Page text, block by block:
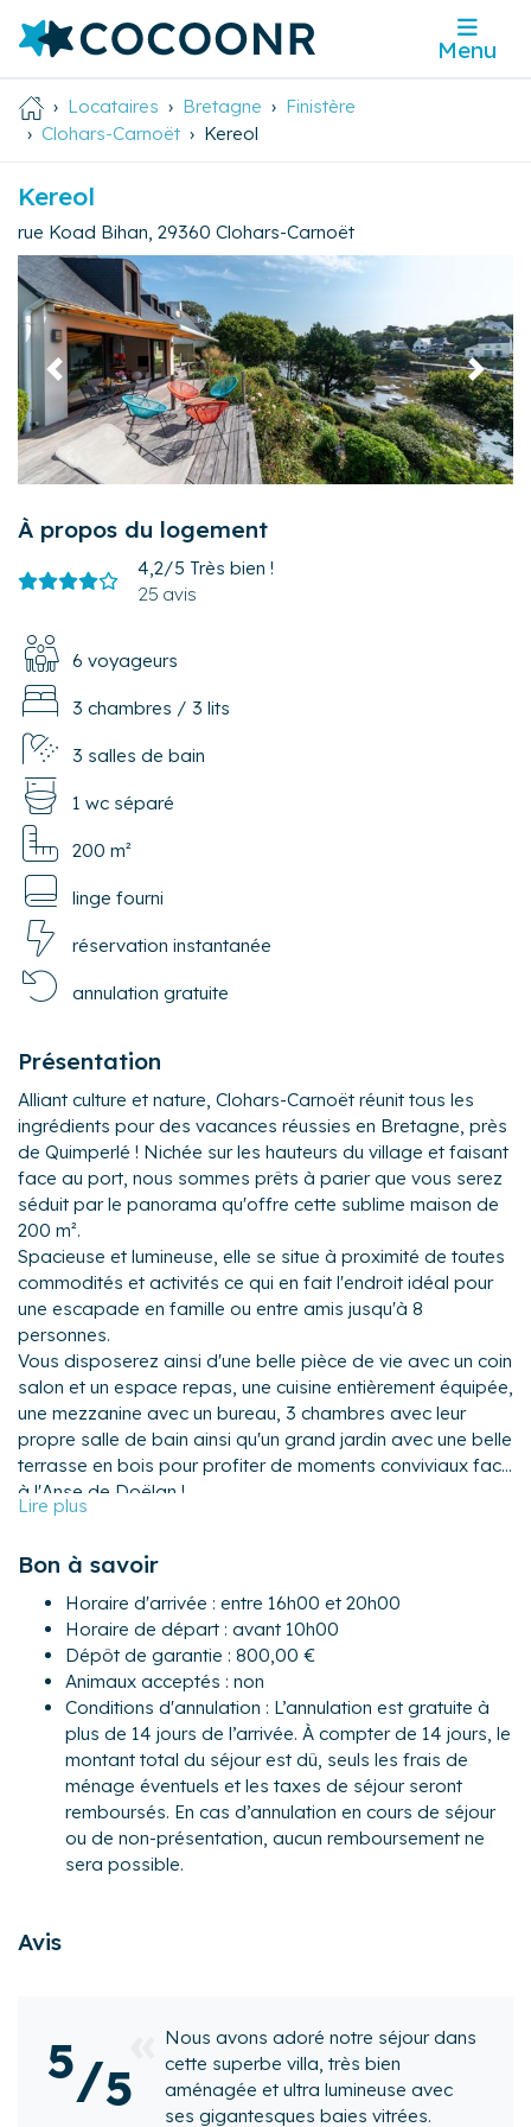
Menu
Locataires Bretagne
Finistère
Clohars-Carnoët
Kereol
Kereol
rue Koad Bihan 29360 Clohars-Carnoët
Précédent
À propos du logement
4,2/5 Très bien !
25 avis
6 voyageurs
3 chambres / 3 lits
3 salles de bain
1 wc séparé
200 m²
linge fourni
réservation instantanée
annulation gratuite
Présentation
Alliant culture et nature, Clohars-Carnoët réunit tous les
ingrédients pour des vacances réussies en Bretagne, près
de Quimperlé ! Nichée sur les hauteurs du village et faisant
face au port, nous sommes prêts à parier que vous serez
séduit par le panorama qu'offre cette sublime maison de
200 m².
Spacieuse et lumineuse, elle se situe à proximité de toutes
commodités et activités ce qui en fait l'endroit idéal pour
une escapade en famille ou entre amis jusqu'à 8
personnes.
Vous disposerez ainsi d'une belle pièce de vie avec un coin
salon et un espace repas, une cuisine entièrement équipée,
une mezzanine avec un bureau, 3 chambres avec leur
propre salle de bain ainsi qu'un grand jardin avec une belle
terrasse en bois pour profiter de moments conviviaux face
à l'Anse de Doëlan !
La maison :
- Une belle pièce de vie lumineuse grâce aux grandes
baies vitrées, avec un coin salon doté d'un canapé et de
fauteuils, d'une télévision, une table basse, ainsi qu'un
espace repas, une belle cheminée décorative, une table à
manger pouvant accueillir jusqu'à 6 convives.
- Une cuisine ouverte sur le salon, accessible par 4
marches et disposant d'une table à manger avec 4
assises. Elle est entièrement équipée : réfrigérateur, lave-
vaisselle, congélateur, four, plaques à induction, micro-
ondes, grille-pain, bouilloire, cafetière à filtre..
desservant :
un WC.
- Chambre 2 : lit Queen-Size, de grandes armoires, des
fauteuils ainsi qu'une salle d'eau attenante, ouverte sur la
Bon à savoir
Horaire d'arrivée : entre 16h00 et 20h00
Horaire de départ : avant 10h00
Dépôt de garantie : 800,00 €
Animaux acceptés : non
Conditions d'annulation : L’annulation est gratuite à
plus de 14 jours de l’arrivée. À compter de 14 jours, le
montant total du séjour est dû, seuls les frais de
ménage éventuels et les taxes de séjour seront
remboursés. En cas d’annulation en cours de séjour
ou de non-présentation, aucun remboursement ne
sera possible.
Avis
bien
avec
5/5
Wonderful house.
the small village and
- on foot and in a car.